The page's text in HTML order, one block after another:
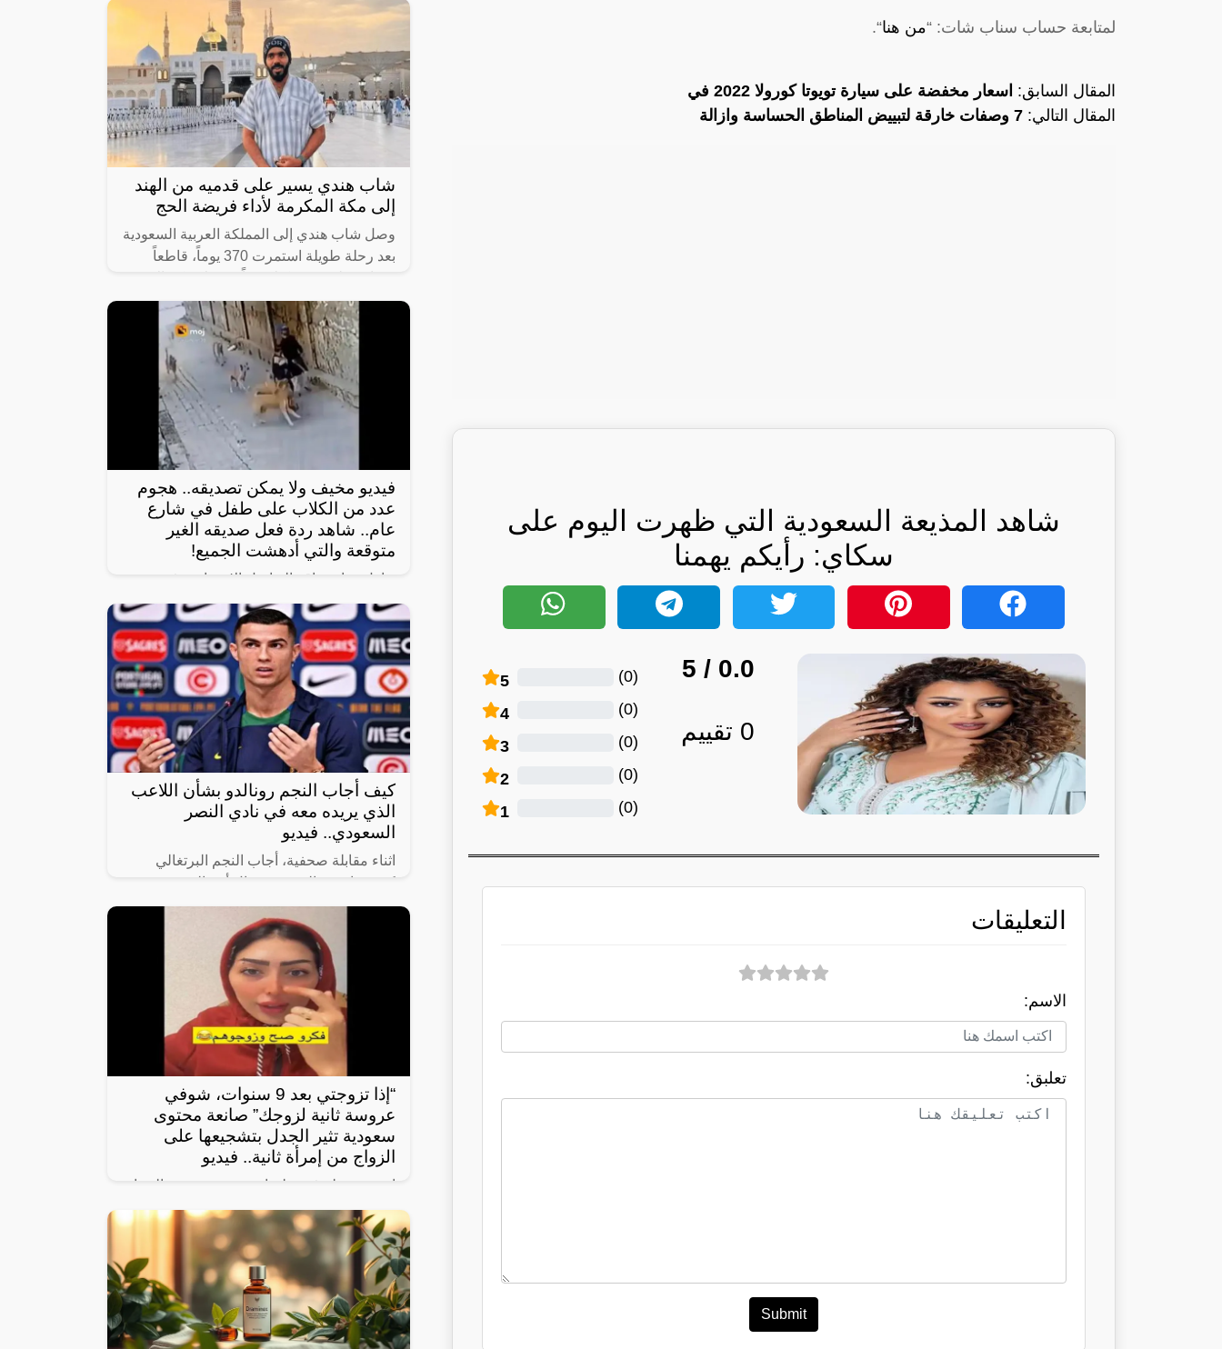
لمتابعة حساب سناب شات: “من هنا“.
المقال السابق: اسعار مخفضة على سيارة تويوتا كورولا 2022 في
المقال التالي: 7 وصفات خارقة لتبييض المناطق الحساسة وازالة
شاهد المذيعة السعودية التي ظهرت اليوم على
سكاي: رأيكم يهمنا
0.0
/ 5
0 تقييم
5 (
0
)
4 (
0
)
3 (
0
)
2 (
0
)
1 (
0
)
التعليقات
الاسم:
تعلبق:
Submit
شاب هندي يسير على قدميه من الهند
إلى مكة المكرمة لأداء فريضة الحج
وصل شاب هندي إلى المملكة العربية السعودية
بعد رحلة طويلة استمرت 370 يوماً، قاطعاً
الهندية إلى مكة المكرّمة سيراً على
فيديو مخيف ولا يمكن تصديقه.. هجوم
عدد من الكلاب على طفل في شارع
عام.. شاهد ردة فعل صديقه الغير
متوقعة والتي أدهشت الجميع!
تداول رواد مواقع التواصل الاجتماعي فيديو
مروع يظهر هجوم عدد من الكلاب على طفل
أثناء سيره في شارع عام برفقة صديقه.
كيف أجاب النجم رونالدو بشأن اللاعب
الذي يريده معه في نادي النصر
السعودي.. فيديو
اثناء مقابلة صحفية، أجاب النجم البرتغالي
كريستيانو رونالدو عن سؤال أحد الصحفيين
حول اللاعب الذي يرغب في رؤيته في صفوف
النصر، فأجاب رونالدو ضاحكًا “أختارك أنت،
“إذا تزوجتي بعد 9 سنوات، شوفي
عروسة ثانية لزوجك” صانعة محتوى
سعودية تثير الجدل بتشجيعها على
الزواج من إمرأة ثانية.. فيديو
انتشر مقطع فيديو لصانعة محتوى تنصح النساء
بتزويج زوجها بامرأة ثانية، ما أثار جدلاً واسعاً.
وفي المقطع، تقول الصانعة: “إذا تزوجتي بعد 9
سنوات، شوفي عروسة ثانية